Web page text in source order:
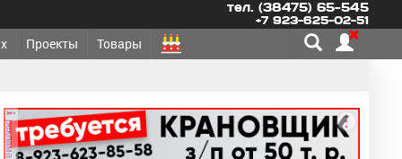
тел. (38475) 65-545
+7 923-625-02-51
Проекты Товары
реклама